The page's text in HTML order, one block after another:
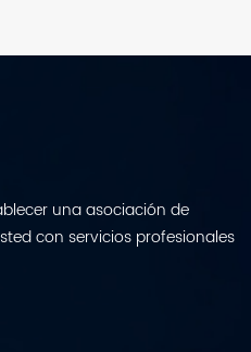
una asociación de
con servicios profesionales